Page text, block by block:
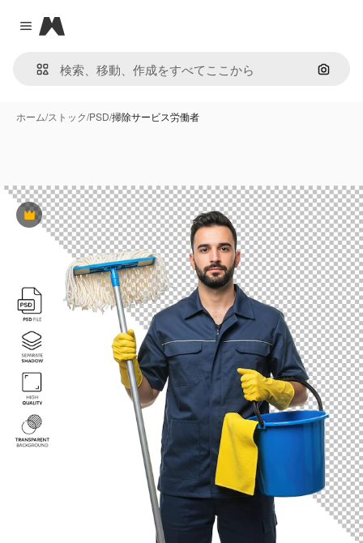
Close menu
Magnific
画像で
ホーム/ストック/PSD/掃除サービス労働者
Premium